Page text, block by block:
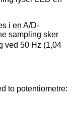
i en A/D-
sampling sker
ved 50 Hz (1,04
to potentiometre: